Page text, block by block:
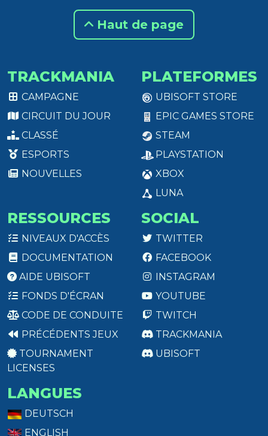
Haut de page
TRACKMANIA
CAMPAGNE
CIRCUIT DU JOUR
CLASSÉ
ESPORTS
NOUVELLES
PLATEFORMES
UBISOFT STORE
EPIC GAMES STORE
STEAM
PLAYSTATION
XBOX
LUNA
RESSOURCES
NIVEAUX D'ACCÈS
DOCUMENTATION
AIDE UBISOFT
FONDS D'ÉCRAN
CODE DE CONDUITE
PRÉCÉDENTS JEUX
TOURNAMENT
LICENSES
SOCIAL
TWITTER
FACEBOOK
INSTAGRAM
YOUTUBE
TWITCH
TRACKMANIA
UBISOFT
LANGUES
DEUTSCH
ENGLISH